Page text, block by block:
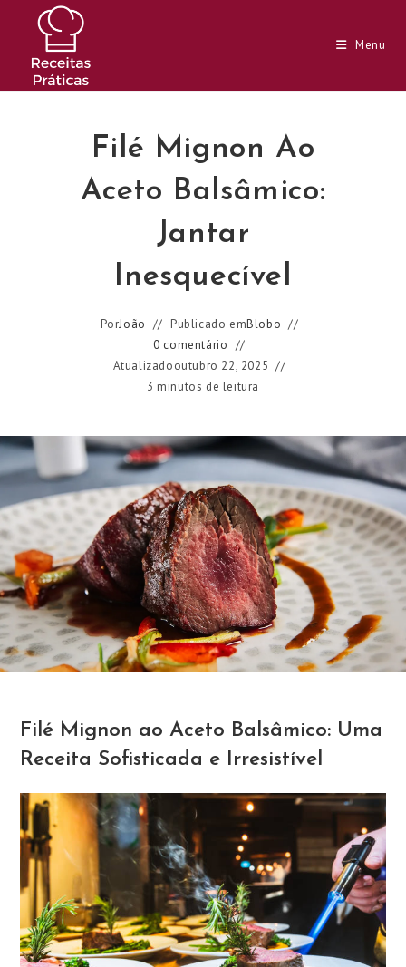
conteúdo
Menu
Filé Mignon Ao
Aceto Balsâmico:
Jantar
Inesquecível
PorJoão Publicado emBlobo
0 comentário
Atualizadooutubro 22, 2025
3 minutos de leitura
Filé Mignon ao Aceto Balsâmico: Uma
Receita Sofisticada e Irresistível